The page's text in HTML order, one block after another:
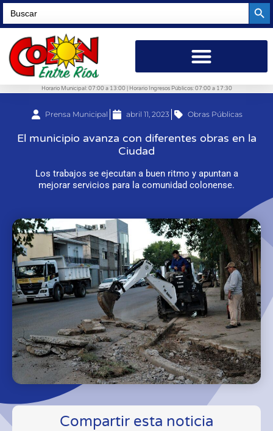
Search
for:
Horario Municipal: 07:00 a 13:00 | Horario Ingresos Públicos: 07:00 a 17:30
Prensa Municipal abril 11, 2023 Obras Públicas
El municipio avanza con diferentes obras en la
Ciudad
Los trabajos se ejecutan a buen ritmo y apuntan a
mejorar servicios para la comunidad colonense.
Compartir esta noticia